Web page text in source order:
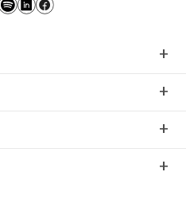
+
+
+
+